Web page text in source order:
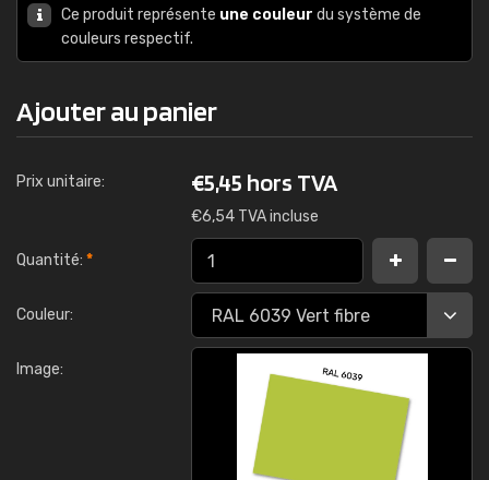
Ce produit représente une couleur du système de
couleurs respectif.
Ajouter au panier
Prix unitaire: €5,45 hors TVA
€6,54 TVA incluse
Quantité: *
Couleur:
Image: